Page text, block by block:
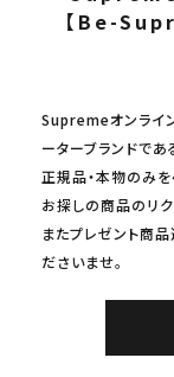
【Be-
Supremeオンライ
ーターブランドで
正規品・本物のみ
お探しの商品のリ
またプレゼント商
ださいませ。